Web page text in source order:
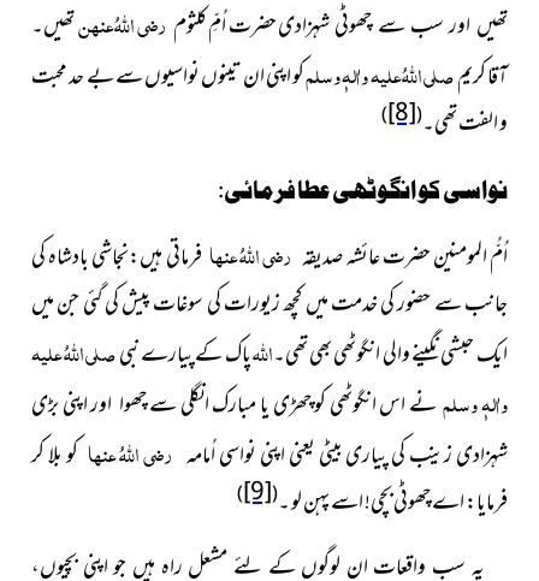
تھیں اور سب سے چھوٹی شہزادیحضرت اُمِّ کلثوم رضی اللہُ عنہنتھیں۔
آقا کریمصلی اللہُ علیہ واٰلہٖ وسلمکو اپنی ان تینوں نواسیوں سے بے حد محبت
و الفت تھی۔(
[8]
)
نواسی کو انگوٹھی عطا فرمائی:
اُمُّ المومنین حضرت عائشہ صدیقہ رضی اللہُ عنہا فرماتی ہیں:نجاشی بادشاہ کی
جانب سے حضور کی خدمت میں کچھ زیورات کی سوغات پیش کی گئی جن میں
ایک حبشی نگینے والی انگوٹھی بھی تھی۔اللہپاک کے پیارے نبیصلی اللہُ علیہ
واٰلہٖ وسلمنے اس انگوٹھی کو چھڑی یا مبارک انگلی سے چھوا اور اپنی بڑی
شہزادی زینب کی پیاری بیٹی یعنی اپنی نواسی اُمامہ رضی اللہُ عنہاکو بلا کر
فرمایا: اے چھوٹی بچی! اسے پہن لو ۔(
[9]
)
یہ سب واقعات ان لوگوں کے لئے مشعلِ راہ ہیں جو اپنی بچیوں،